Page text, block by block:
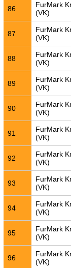
86
FurMark
(VK)
87
FurMark
(VK)
88
FurMark
(VK)
89
FurMark
(VK)
90
FurMark
(VK)
91
FurMark
(VK)
92
FurMark
(VK)
93
FurMark
(VK)
94
FurMark
(VK)
95
FurMark
(VK)
96
FurMark
(VK)